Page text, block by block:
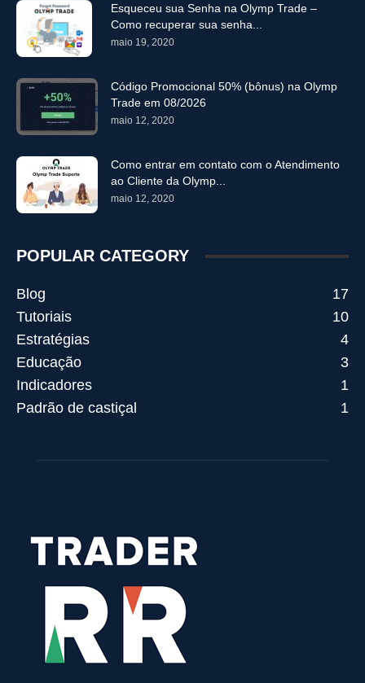
Esqueceu sua Senha na Olymp Trade –
Como recuperar sua senha...
maio 19, 2020
Código Promocional 50% (bônus) na Olymp
Trade em 08/2026
maio 12, 2020
Como entrar em contato com o Atendimento
ao Cliente da Olymp...
maio 12, 2020
POPULAR CATEGORY
Blog
17
Tutoriais
10
Estratégias
4
Educação
3
Indicadores
1
Padrão de castiçal
1